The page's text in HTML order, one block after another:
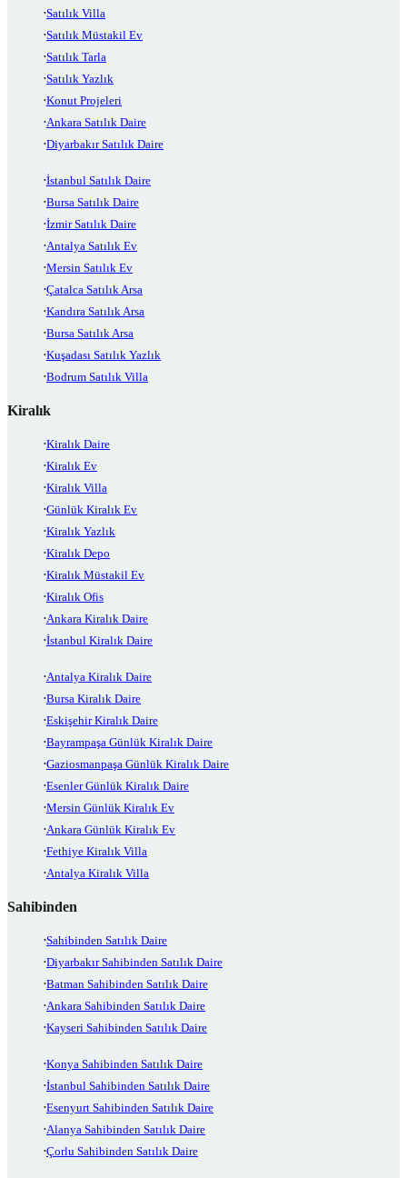
Satılık Villa
Satılık Müstakil Ev
Satılık Tarla
Satılık Yazlık
Konut Projeleri
Ankara Satılık Daire
Diyarbakır Satılık Daire
İstanbul Satılık Daire
Bursa Satılık Daire
İzmir Satılık Daire
Antalya Satılık Ev
Mersin Satılık Ev
Çatalca Satılık Arsa
Kandıra Satılık Arsa
Bursa Satılık Arsa
Kuşadası Satılık Yazlık
Bodrum Satılık Villa
Kiralık
Kiralık Daire
Kiralık Ev
Kiralık Villa
Günlük Kiralık Ev
Kiralık Yazlık
Kiralık Depo
Kiralık Müstakil Ev
Kiralık Ofis
Ankara Kiralık Daire
İstanbul Kiralık Daire
Antalya Kiralık Daire
Bursa Kiralık Daire
Eskişehir Kiralık Daire
Bayrampaşa Günlük Kiralık Daire
Gaziosmanpaşa Günlük Kiralık Daire
Esenler Günlük Kiralık Daire
Mersin Günlük Kiralık Ev
Ankara Günlük Kiralık Ev
Fethiye Kiralık Villa
Antalya Kiralık Villa
Sahibinden
Sahibinden Satılık Daire
Diyarbakır Sahibinden Satılık Daire
Batman Sahibinden Satılık Daire
Ankara Sahibinden Satılık Daire
Kayseri Sahibinden Satılık Daire
Konya Sahibinden Satılık Daire
İstanbul Sahibinden Satılık Daire
Esenyurt Sahibinden Satılık Daire
Alanya Sahibinden Satılık Daire
Çorlu Sahibinden Satılık Daire